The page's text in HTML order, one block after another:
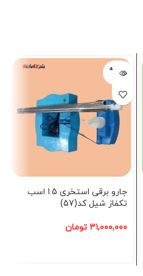
فروخته
شده
جارو برقی استخری 1.5 اسب
تکفاز شیل کد(57)
۳۱,۰۰۰,۰۰۰ تومان